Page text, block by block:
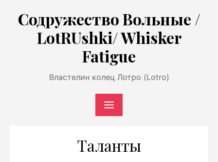
содержимому
Содружество Вольные /
LotRUshki/ Whisker
Fatigue
Властелин колец Лотро (Lotro)
Таланты